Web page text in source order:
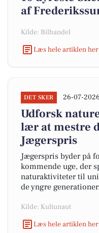
af
Kilde: Bilhandel
Læs hele artiklen her
DET SKER 26-07-
Udforsk
lær at mestre
Jægerspris
Jægerspris byder på
kommende uge, der
naturaktiviteter til
de yngre generationer.
Kilde: Kultunaut
Læs hele artiklen her